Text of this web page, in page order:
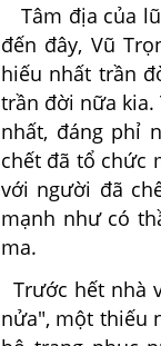
Tâm địa của
đến đây, Vũ
hiếu nhất trần
trần đời nữa kia.
nhất, đáng phỉ
chết đã tổ chức
với người đã
mạnh như có
ma.
Trước hết nhà
nửa", một thiếu